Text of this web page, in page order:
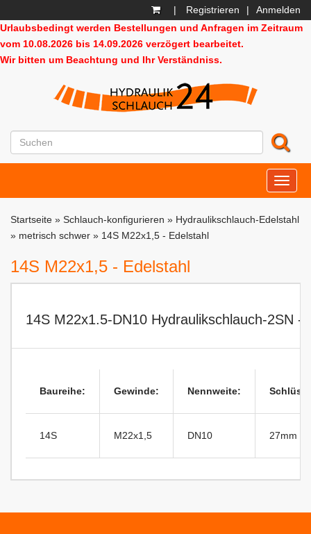
| Registrieren |
Anmelden
Urlaubsbedingt werden Bestellungen und Anfragen im Zeitraum
vom 10.08.2026 bis 14.09.2026 verzögert bearbeitet.
Wir bitten um Beachtung und Ihr Verständniss.
Startseite » Schlauch-konfigurieren » Hydraulikschlauch-Edelstahl
» metrisch schwer » 14S M22x1,5 - Edelstahl
14S M22x1,5 - Edelstahl
14S M22x1.5-DN10 Hydraulikschlauch-2SN -
Baureihe: Gewinde: Nennweite:
14S M22x1,5 DN10 27mm